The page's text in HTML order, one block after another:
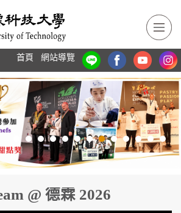
首頁 網站導覽
@ 德霖 2026